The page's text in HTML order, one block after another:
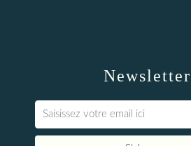
Newsletter